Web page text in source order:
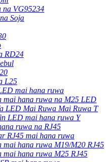
na VG95234
Soja
RD24
L25
mai hana ruwa
mai hana ruwa na M25 LED
LED Mai Ruwa Mai Ruwa T
LED mai hana ruwa Y
ruwa na RJ45
RJ45 mai hana ruwa
mai hana ruwa M19/M20 RJ45
mai hana ruwa M25 RJ45